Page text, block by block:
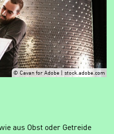
© Cavan for Adobe | stock.adobe.com
aus Obst oder Getreide